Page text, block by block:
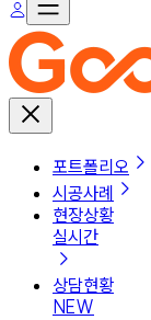
포트폴리오
시공사례
현장상황
실시간
상담현황
NEW